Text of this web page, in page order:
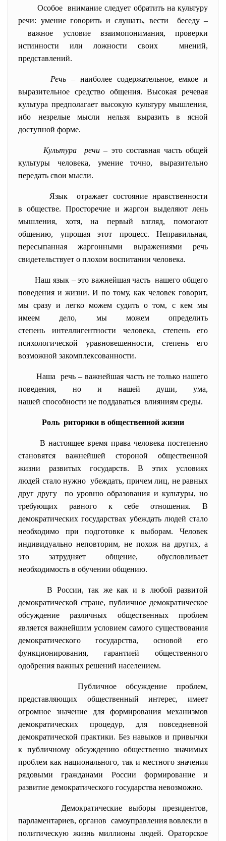
Особое внимание следует обратить на культуру
речи: умение говорить и слушать, вести беседу –
важное условие взаимопонимания, проверки
истинности или ложности своих мнений,
представлений.
Речь – наиболее содержательное, емкое и
выразительное средство общения. Высокая речевая
культура предполагает высокую культуру мышления,
ибо незрелые мысли нельзя выразить в ясной
доступной форме.
Культура речи – это составная часть общей
культуры человека, умение точно, выразительно
передать свои мысли.
Язык отражает состояние нравственности
в обществе. Просторечие и жаргон выделяют лень
мышления, хотя, на первый взгляд, помогают
общению, упрощая этот процесс. Неправильная,
пересыпанная жаргонными выражениями речь
свидетельствует о плохом воспитании человека.
Наш язык – это важнейшая часть нашего общего
поведения и жизни. И по тому, как человек говорит,
мы сразу и легко можем судить о том, с кем мы
имеем дело, мы можем определить
степень интеллигентности человека, степень его
психологической уравновешенности, степень его
возможной закомплексованности.
Наша речь – важнейшая часть не только нашего
поведения, но и нашей души, ума,
нашей способности не поддаваться влияниям среды.
Роль риторики в общественной жизни
В настоящее время права человека постепенно
становятся важнейшей стороной общественной
жизни развитых государств. В этих условиях
людей стало нужно убеждать, причем лиц, не равных
друг другу по уровню образования и культуры, но
требующих равного к себе отношения. В
демократических государствах убеждать людей стало
необходимо при подготовке к выборам. Человек
индивидуально неповторим, не похож на других, а
это затрудняет общение, обусловливает
необходимость в обучении общению.
В России, так же как и в любой развитой
демократической стране, публичное демократическое
обсуждение различных общественных проблем
является важнейшим условием самого существования
демократического государства, основой его
функционирования, гарантией общественного
одобрения важных решений населением.
Публичное обсуждение проблем,
представляющих общественный интерес, имеет
огромное значение для формирования механизмов
демократических процедур, для повседневной
демократической практики. Без навыков и привычки
к публичному обсуждению общественно значимых
проблем как национального, так и местного значения
рядовыми гражданами России формирование и
развитие демократического государства невозможно.
Демократические выборы президентов,
парламентариев, органов самоуправления вовлекли в
политическую жизнь миллионы людей. Ораторское